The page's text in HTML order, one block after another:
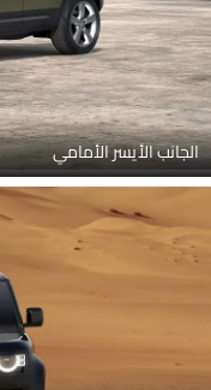
الجانب الأيسر الأمامي